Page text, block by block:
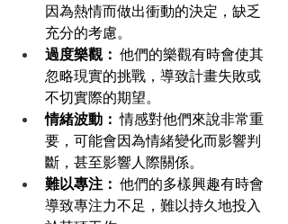
因為熱情而做出衝動的決定，缺乏
充分的考慮。
過度樂觀： 他們的樂觀有時會使其
忽略現實的挑戰，導致計畫失敗或
不切實際的期望。
情緒波動： 情感對他們來說非常重
要，可能會因為情緒變化而影響判
斷，甚至影響人際關係。
難以專注： 他們的多樣興趣有時會
導致專注力不足，難以持久地投入